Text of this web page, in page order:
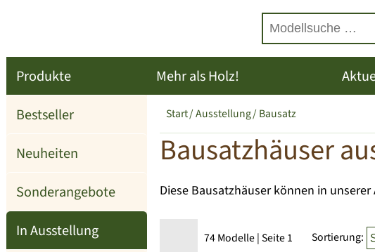
Produkte
Bestseller
Neuheiten
Sonderangebote
In Ausstellung
Mehr als Holz!
Start Ausstellung Bausatz
Bausatzhäuser
Diese Bausatzhäuser können in
74 Modelle | Seite 1 Sortierung: